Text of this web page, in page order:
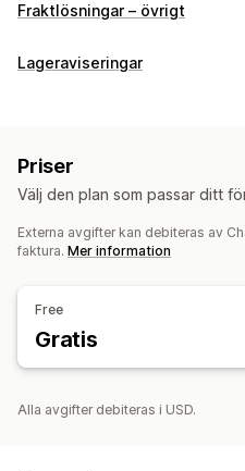
Fraktlösningar – övrigt
Lageraviseringar
Priser
Välj den plan som passar ditt
Externa avgifter kan debiteras av
faktura. Mer information
Free
Gratis
Alla avgifter debiteras i USD.